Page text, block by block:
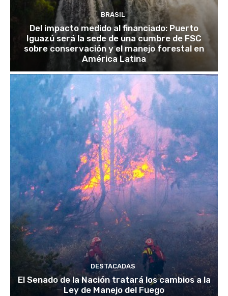
BRASIL
Del impacto medido al financiado: Puerto
Iguazú será la sede de una cumbre de FSC
sobre conservación y el manejo forestal en
América Latina
DESTACADAS
El Senado de la Nación tratará los cambios a la
Ley de Manejo del Fuego